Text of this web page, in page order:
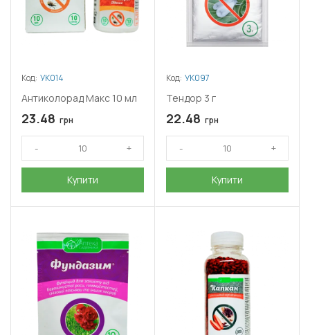
Код: УК014
Антиколорад Макс 10 мл
23.48 грн
Купити
Код: УК097
Тендор 3 г
22.48 грн
Купити